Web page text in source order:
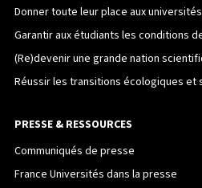
Donner toute leur place aux universités
Garantir aux étudiants les conditions
(Re)devenir une grande nation
Réussir les transitions écologiques et
PRESSE & RESSOURCES
Communiqués de presse
France Universités dans la presse